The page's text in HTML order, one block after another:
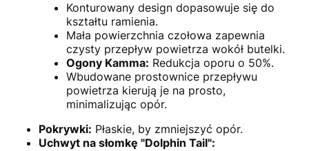
Konturowany design dopasowuje się do
kształtu ramienia.
Mała powierzchnia czołowa zapewnia
czysty przepływ powietrza wokół butelki.
Ogony Kamma: Redukcja oporu o 50%.
Wbudowane prostownice przepływu
powietrza kierują je na prosto,
minimalizując opór.
Pokrywki: Płaskie, by zmniejszyć opór.
Uchwyt na słomkę "Dolphin Tail":